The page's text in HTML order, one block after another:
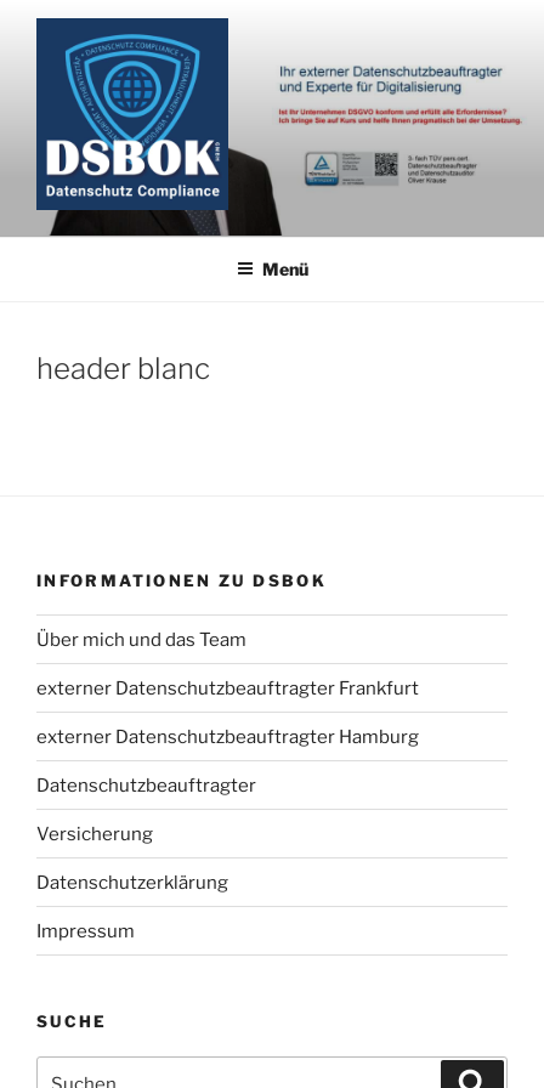
Zum
springen
Menü
header blanc
INFORMATIONEN ZU DSBOK
Über mich und das Team
externer Datenschutzbeauftragter Frankfurt
externer Datenschutzbeauftragter Hamburg
Datenschutzbeauftragter
Versicherung
Datenschutzerklärung
Impressum
SUCHE